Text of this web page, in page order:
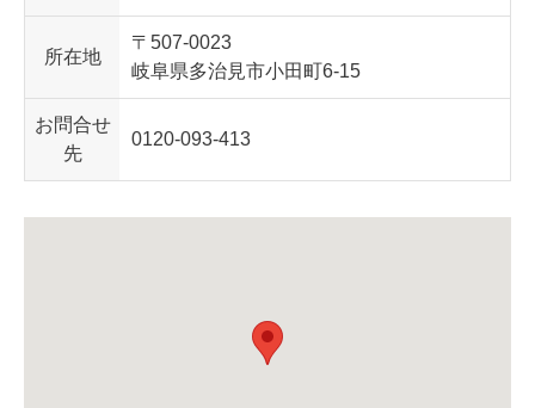
所在地
〒507-0023
岐阜県多治見市小田町6-15
お問合せ
先
0120-093-413